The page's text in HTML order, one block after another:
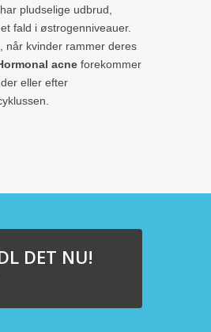
pludselige udbrud,
fald i østrogenniveauer.
når kvinder rammer deres
acne forekommer
eller efter
DET NU!